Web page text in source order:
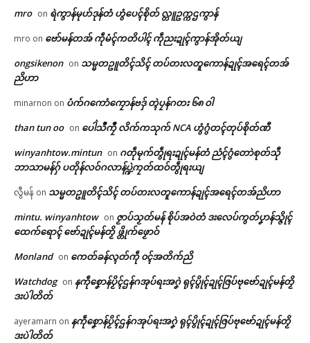
ဌာန်ပရိုၚ်ဗၠးၜးမန်
ရုဲစှ်
ပရိုၚ်လက္ကရဴအိုတ်
🏛 လညာတ်ပါ်ပဲါ
ညးဒါန်လိက်
Related
ပုရိသာတ်ပ္ဍဲသၠာတ်ခေတ်လၟုဟ်
ဟွံဒုၚ်စသိုၚ်ရှ်သာဒွက်ကွေံကွေံရ
ပုဟ် သၟာဒယှေ်ဒွက်တအ်ဟီု
In "ပရိုၚ်"
ဗၠာဲသၟိၚ်ဝတုက် မၞုံပ္ဍဲသၞေဟ်ကၚ်ဇြ
ပ်ဗုဂှ် ဒးဒုၚ်စၟဳစၟတ်ဒၟံၚ်ကဵု ဂကောံဒ
ပ်ဗၠာဲသၟိၚ်တွဵုရးတုဲ ပရေၚ်ဘပဠ
February 25, 2026
တောန်လိက်ပတ်မန်တံ သၟာၚ်နူသြ
န်ဂိတုတုဲ သ္ဂောံဒုၚ်စသိုၚ်သြန်ထံ
mro on ရဲကွာန်မုဟ်ဒုန်တံ ဟွံပေၚ်စိုတ် လ္တူဥက္ကဌကွာန်
mro on ဗော်မန်တအ် ကဵုမံၚ်ကတိပါၚ် ကဵုညးဍုၚ်ကွာန်အိုတ်ယျ
ongsikenon on သမ္မတဥူတိၚ်သိၚ် တပ်တးလတူကောန်ဍုၚ်အရေၚ်တအ်
ညိဟာ
minarnon on ပံက်ဂကောံကၠောန်ဗဒှ် တ္ၚဲပၠန်ဂတး ၆၈ ဝါ
than tun oo on ပေါဲသဳကၠဳ လိက်ကသုက် NCA ဟွံဂွံတၚ်တုပ်စိုတ်ဏီ
winyanhtow.mintun on ဂတဵုမုက်တွဵုရးဍုၚ်မန်တံ ညံၚ်ဂွံတောဲစုတ်သီု
ဘာသာမန်ဂှ် ပတိုန်လဝ်ဂလာန်ပ္ဍဲကၠတ်ထဝ်တွဵုရးယျ
လွီမန် on သမ္မတဥူတိၚ်သိၚ် တပ်တးလတူကောန်ဍုၚ်အရေၚ်တအ်ညိဟာ
mintu. winyanhtow on ဇၟာပ်သၟတ်မန် စိုပ်အဝဲတံ ဒးလေပ်ကွတ်ပၞာန်သ္ဇိုၚ်
ထေက်ရောၚ် ဗော်ဍုၚ်မန်တၟိ ဖ္တိုက်ဖၟောဝ်
Monland on ကေတ်ခန်လ္ၚတ်ကဵု ၀ၚ်အတိက်ညိ
Watchdog on နကဵုစၞောန်ပၟိၚ်ဌန်ဂအုပ်ရးအဂၞဲ ရုၚ်ပွိုၚ်ဍုၚ်ဇြပ်ဗုဗော်ဍုၚ်မန်တၟိ
ဒးပဲါတိတ်
ayeramarn on နကဵုစၞောန်ပၟိၚ်ဌန်ဂအုပ်ရးအဂၞဲ ရုၚ်ပွိုၚ်ဍုၚ်ဇြပ်ဗုဗော်ဍုၚ်မန်တၟိ
ဒးပဲါတိတ်